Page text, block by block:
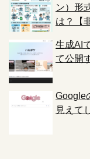
ン）形
は？【
生成AI
て公開
Google
見えて